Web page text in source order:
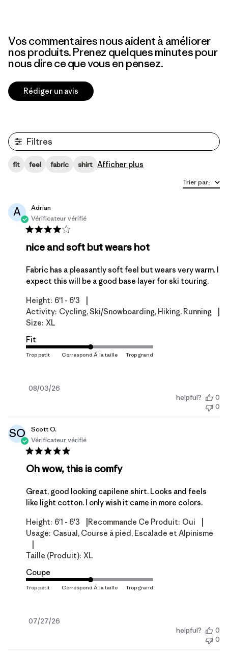
Vos commentaires nous aident à améliorer
nos produits. Prenez quelques minutes pour
nous dire ce que vous en pensez.
Rédiger un avis
Filtres
fit feel fabric shirt Afficher plus
Trier par:
A
Adrian
Vérificateur vérifié
nice and soft but wears hot
Fabric has a pleasantly soft feel but wears very warm. I
expect this will be a good base layer for ski touring.
Height: 6'1 - 6'3
Activity: Cycling, Ski/Snowboarding, Hiking, Running
Size: XL
Fit
Date
08/03/26
helpful?
0
0
SO
Scott O.
Vérificateur vérifié
Oh wow, this is comfy
Great, good looking capilene shirt. Looks and feels
like light cotton. I only wish it came in more colors.
Height: 6'1 - 6'3 Recommande Ce Produit: Oui
Usage: Casual, Course à pied, Escalade et Alpinisme
Taille (produit): XL
Coupe
Date
07/27/26
helpful?
0
0